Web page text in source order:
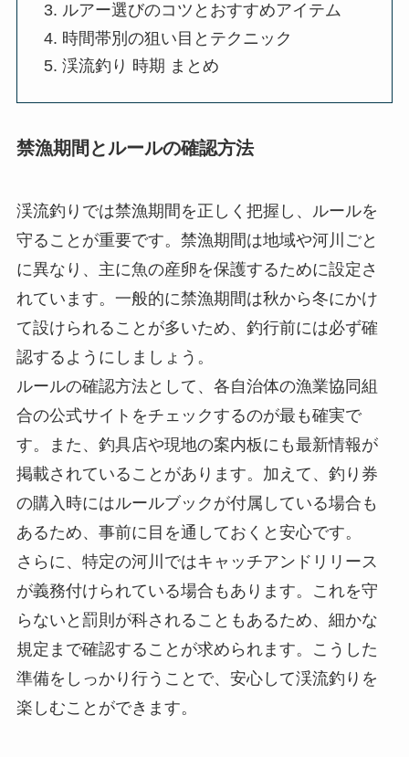
ルアー選びのコツとおすすめアイテム
時間帯別の狙い目とテクニック
渓流釣り 時期 まとめ
禁漁期間とルールの確認方法
渓流釣りでは禁漁期間を正しく把握し、ルールを
守ることが重要です。禁漁期間は地域や河川ごと
に異なり、主に魚の産卵を保護するために設定さ
れています。一般的に禁漁期間は秋から冬にかけ
て設けられることが多いため、釣行前には必ず確
認するようにしましょう。
ルールの確認方法として、各自治体の漁業協同組
合の公式サイトをチェックするのが最も確実で
す。また、釣具店や現地の案内板にも最新情報が
掲載されていることがあります。加えて、釣り券
の購入時にはルールブックが付属している場合も
あるため、事前に目を通しておくと安心です。
さらに、特定の河川ではキャッチアンドリリース
が義務付けられている場合もあります。これを守
らないと罰則が科されることもあるため、細かな
規定まで確認することが求められます。こうした
準備をしっかり行うことで、安心して渓流釣りを
楽しむことができます。